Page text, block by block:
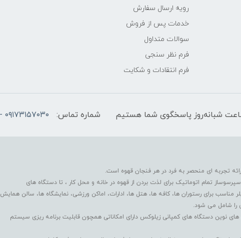
رویه ارسال سفارش
خدمات پس از فروش
سوالات متداول
فرم نظر سنجی
فرم انتقادات و شکایت
شماره تماس: ۰۹۱۷۳۱۵۷۰۳۰ - 09129312300 - 07137742255
تجربه ای منحصر به فرد در هر فنجان قهوه است.
تمام اتوماتیک برای لذت بردن از قهوه در خانه و محل کار ، تا دستگاه های
مناسب برای رستوران ها، کافه ها، هتل ها، ادارات، اماکن ورزشی، نمایشگاه ها، سالن همایش
را شامل می شود.
نوین دستگاه های کمپانی زیلوکس دارای امکاناتی همچون قابلیت برنامه ریزی سیستم